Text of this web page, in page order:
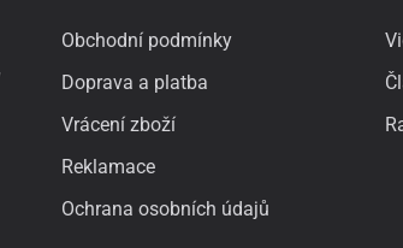
Obchodní podmínky
Doprava a platba
Vrácení zboží
Reklamace
Ochrana osobních údajů